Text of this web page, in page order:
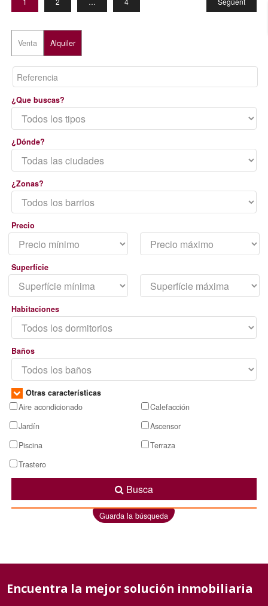
Venta Alquiler
¿Que buscas?
¿Dónde?
¿Zonas?
Precio
Superfície
Habitaciones
Baños
Otras características
Aire acondicionado
Calefacción
Jardín
Ascensor
Piscina
Terraza
Trastero
Busca
Guarda la búsqueda
Encuentra la mejor solución inmobiliaria